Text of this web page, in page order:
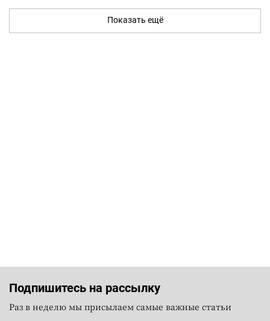
Показать ещё
Подпишитесь на рассылку
Раз в неделю мы присылаем самые важные статьи